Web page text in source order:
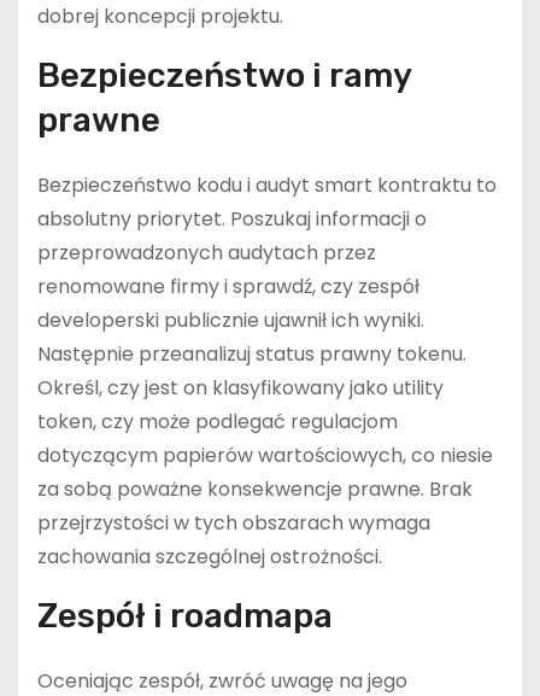
dobrej koncepcji projektu.
Bezpieczeństwo i ramy
prawne
Bezpieczeństwo kodu i audyt smart kontraktu to
absolutny priorytet. Poszukaj informacji o
przeprowadzonych audytach przez
renomowane firmy i sprawdź, czy zespół
developerski publicznie ujawnił ich wyniki.
Następnie przeanalizuj status prawny tokenu.
Określ, czy jest on klasyfikowany jako utility
token, czy może podlegać regulacjom
dotyczącym papierów wartościowych, co niesie
za sobą poważne konsekwencje prawne. Brak
przejrzystości w tych obszarach wymaga
zachowania szczególnej ostrożności.
Zespół i roadmapa
Oceniając zespół, zwróć uwagę na jego